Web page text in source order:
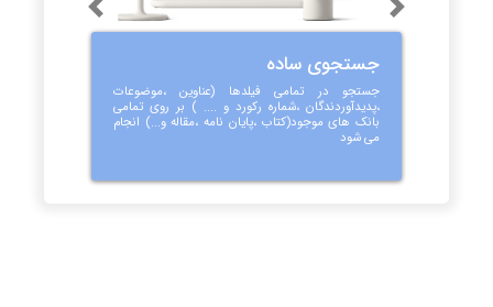
جستجوی ساده
جستجو در تمامی فیلدها (عناوین ،موضوعات
،پدیدآوردندگان ،شماره رکورد و .... ) بر روی تمامی
بانک های موجود(کتاب ،پایان نامه ،مقاله و...) انجام
می شود
Previous Next